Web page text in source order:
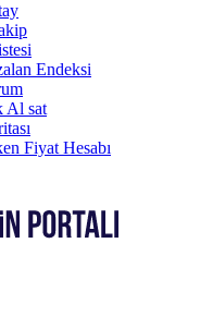
Endeksi
Al sat
Fiyat Hesabı